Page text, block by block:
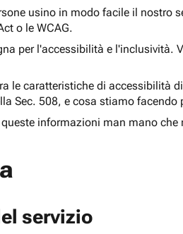
usino in modo facile il nostro
o le WCAG.
per l'accessibilità e l'inclusività.
le caratteristiche di accessibilità di
Sec. 508, e cosa stiamo
informazioni man mano
servizio